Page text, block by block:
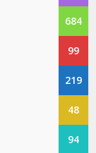
684
99
219
48
94